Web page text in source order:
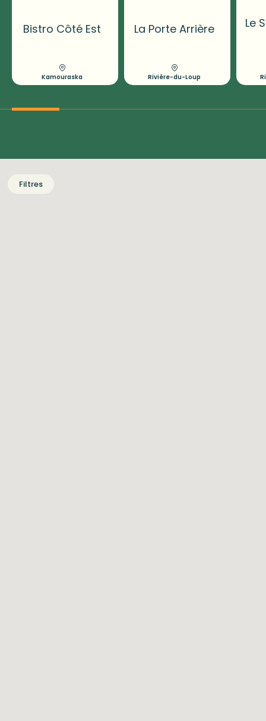
Bistro Côté Est
Kamouraska
La Porte Arrière
Rivière-du-Loup
Le
Filtres